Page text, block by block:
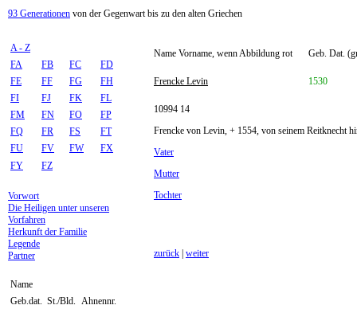
93 Generationen von der Gegenwart bis zu den alten Griechen
A - Z
FA
FB FC
FD
FE
FF FG
FH
FI
FJ FK
FL
FM
FN FO
FP
FQ
FR FS
FT
FU
FV FW
FX
FY
FZ
Vorwort
Die Heiligen unter unseren
Vorfahren
Herkunft der Familie
Legende
Partner
Name
Geb.dat. St./Bld. Ahnennr.
Name Vorname, wenn Abbildung rot Geb. Dat.
Frencke Levin 1530
10994 14
Frencke von Levin, + 1554, von seinem Reitknecht
Vater
Mutter
Tochter
zurück weiter